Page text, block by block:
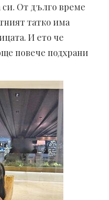
От дълго време
татко има
И ето че
повече подхрани